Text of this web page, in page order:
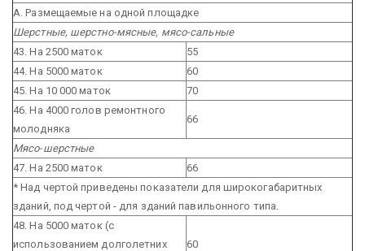
А. Размещаемые на одной площадке
Шерстные, шерстно-мясные, мясо-сальные
43. На 2500 маток
55
44. На 5000 маток
60
45. На 10 000 маток
70
46. На 4000 голов ремонтного
молодняка
66
Мясо-шерстные
47. На 2500 маток
66
* Над чертой приведены показатели для широкогабаритных
зданий, под чертой - для зданий павильонного типа.
48. На 5000 маток (с
использованием долголетних
60